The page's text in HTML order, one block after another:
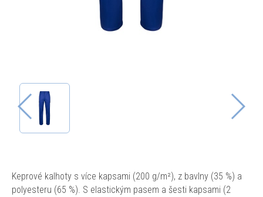
Keprové kalhoty s více kapsami (200 g/m²), z bavlny (35 %) a
polyesteru (65 %). S elastickým pasem a šesti kapsami (2